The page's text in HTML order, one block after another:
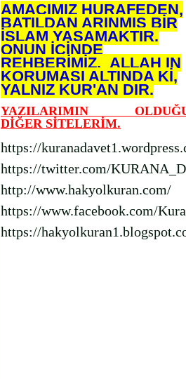
AMACIMIZ HURAFEDEN,
BATILDAN ARINMIŞ BİR
İSLAM YAŞAMAKTIR.
ONUN İÇİNDE
REHBERİMİZ, ALLAH IN
KORUMASI ALTINDA Kİ,
YALNIZ KUR'AN DIR.
YAZILARIMIN
DİĞER SİTELERİM.
https://
https://twitter.com/
http://www.hakyolkuran.com/
https://www.facebook.com/
https://